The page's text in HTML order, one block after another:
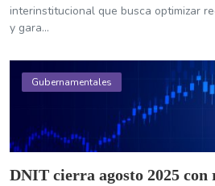
interinstitucional que busca optimizar
y gara...
Gubernamentales
DNIT cierra agosto 2025 con